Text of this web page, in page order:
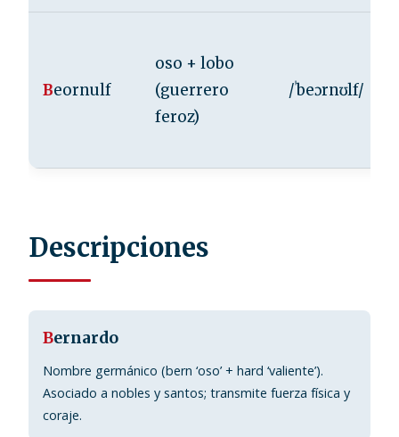
Beornulf
oso + lobo
(guerrero
feroz)
/ˈbeɔrnʊlf/
Descripciones
Bernardo
Nombre germánico (bern ‘oso’ + hard ‘valiente’).
Asociado a nobles y santos; transmite fuerza física y
coraje.